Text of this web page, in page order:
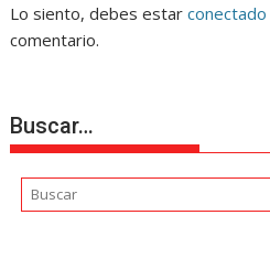
Lo siento, debes estarconectado
comentario.
Buscar…